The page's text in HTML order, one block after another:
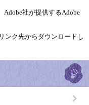
Adobe社が提供するAdobe
ンク先からダウンロードし